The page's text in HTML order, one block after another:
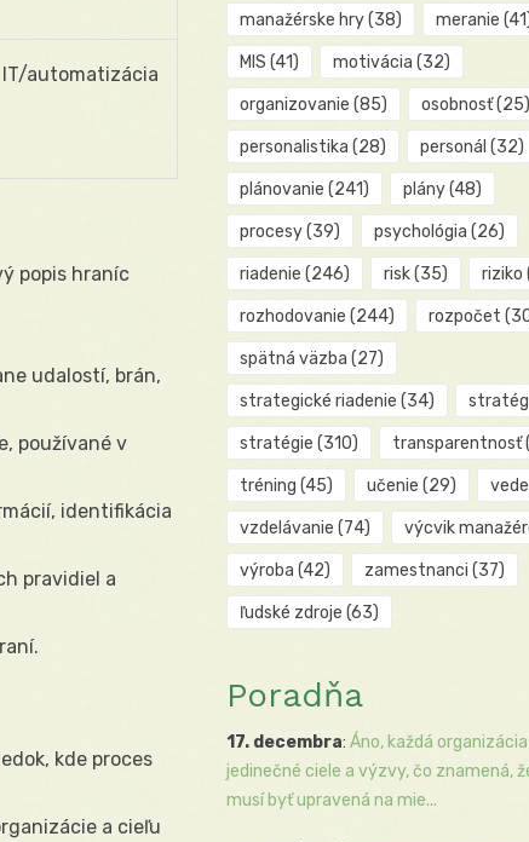
IT/automatizácia
popis hraníc
udalostí, brán,
používané v
identifikácia
pravidiel a
kde proces
a cieľu
manažérske hry(38) meranie
MIS (41) motivácia (32)
organizovanie (85) osobnosť(25)
personalistika (28) personál (32)
plánovanie (241) plány(48)
procesy(39) psychológia (26)
riadenie (246) risk(35) riziko
rozhodovanie (244) rozpočet
spätná väzba (27)
strategické riadenie (34)
stratégie (310) transparentnosť
tréning (45) učenie (29)
vzdelávanie (74) výcvik
výroba (42) zamestnanci (37)
ľudské zdroje (63)
Poradňa
17. decembra: Áno, každá
jedinečné ciele a výzvy, čo znamená,
musí byť upravená na mie...